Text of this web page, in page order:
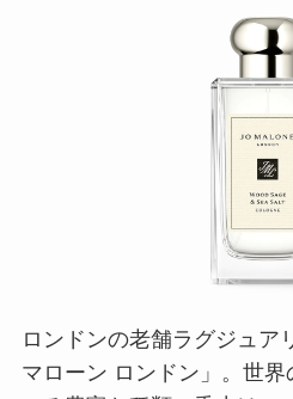
ロンドンの老舗ラグジュア
マローン ロンドン」。世
いる豊富な種類の香水は、
なる香りが楽しめるのも
白い波と海岸を思わせるシ
ジで大地の息吹をプラス。
は、ユ
ペアで使うこともできます
てプレゼントするとさらに